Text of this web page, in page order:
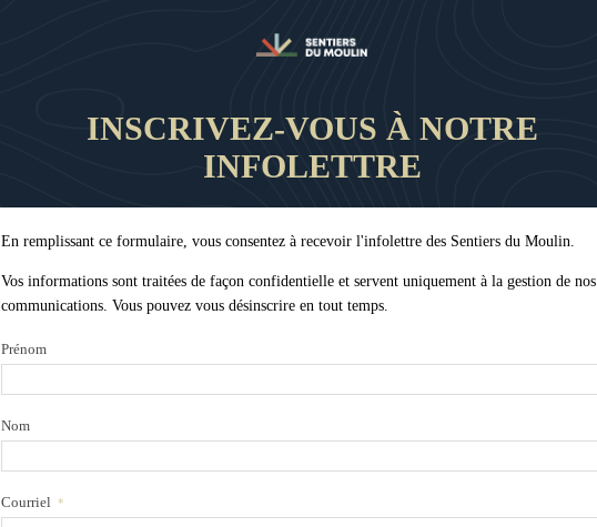
INSCRIVEZ-VOUS À NOTRE
INFOLETTRE
En remplissant ce formulaire, vous consentez à recevoir l'infolettre des Sentiers du Moulin.
Vos informations sont traitées de façon confidentielle et servent uniquement à la gestion de nos
communications. Vous pouvez vous désinscrire en tout temps.
Prénom
Nom
Courriel *